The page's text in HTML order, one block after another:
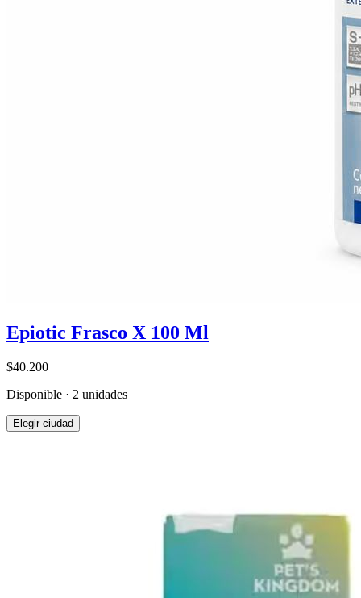
Epiotic Frasco X 100 Ml
$40.200
Disponible · 2 unidades
Elegir ciudad